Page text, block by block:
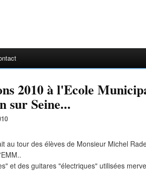
2010 à l'Ecole
sur Seine...
au tour des élèves de Monsieur Michel
et des guitares "électriques" utilisées